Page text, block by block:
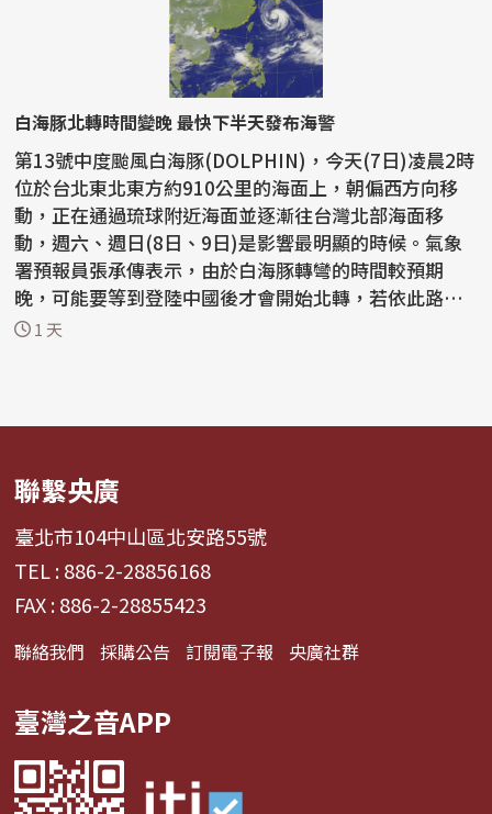
白海豚北轉時間變晚 最快下半天發布海警
第13號中度颱風白海豚(DOLPHIN)，今天(7日)凌晨2時
位於台北東北東方約910公里的海面上，朝偏西方向移
動，正在通過琉球附近海面並逐漸往台灣北部海面移
動，週六、週日(8日、9日)是影響最明顯的時候。氣象
署預報員張承傳表示，由於白海豚轉彎的時間較預期
晚，可能要等到登陸中國後才會開始北轉，若依此路
徑，最快今天下半...
1 天
聯繫央廣
臺北市104中山區北安路55號
TEL : 886-2-28856168
FAX : 886-2-28855423
聯絡我們 採購公告 訂閱電子報 央廣社群
臺灣之音APP